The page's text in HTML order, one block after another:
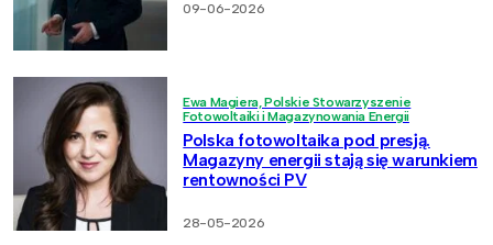
09-06-2026
Ewa Magiera, Polskie Stowarzyszenie
Fotowoltaiki i Magazynowania Energii
Polska fotowoltaika pod presją.
Magazyny energii stają się warunkiem
rentowności PV
28-05-2026